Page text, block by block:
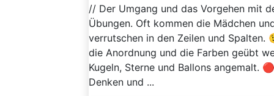
// Der Umgang und das Vorgehen mit
Übungen. Oft kommen die Mädchen
verrutschen in den Zeilen und Spalten.
die Anordnung und die Farben geübt
Kugeln, Sterne und Ballons angemalt.
Denken und ...